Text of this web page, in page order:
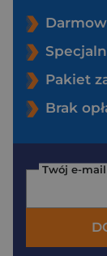
Pakiet
Brak
Twój e-mail